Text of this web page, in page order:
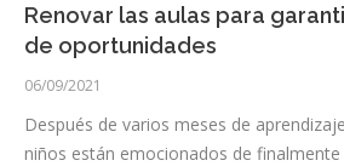
Renovar las aulas para
de oportunidades
06/09/2021
Después de varios meses de
niños están emocionados de finalmente